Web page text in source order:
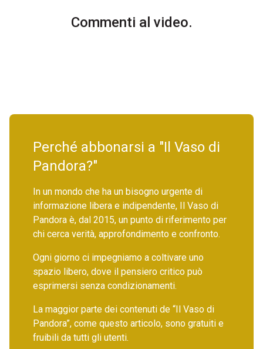
Commenti al video.
Perché abbonarsi a "Il Vaso di
Pandora?"
In un mondo che ha un bisogno urgente di
informazione libera e indipendente, Il Vaso di
Pandora è, dal 2015, un punto di riferimento per
chi cerca verità, approfondimento e confronto.
Ogni giorno ci impegniamo a coltivare uno
spazio libero, dove il pensiero critico può
esprimersi senza condizionamenti.
La maggior parte dei contenuti de “Il Vaso di
Pandora”, come questo articolo, sono gratuiti e
fruibili da tutti gli utenti.